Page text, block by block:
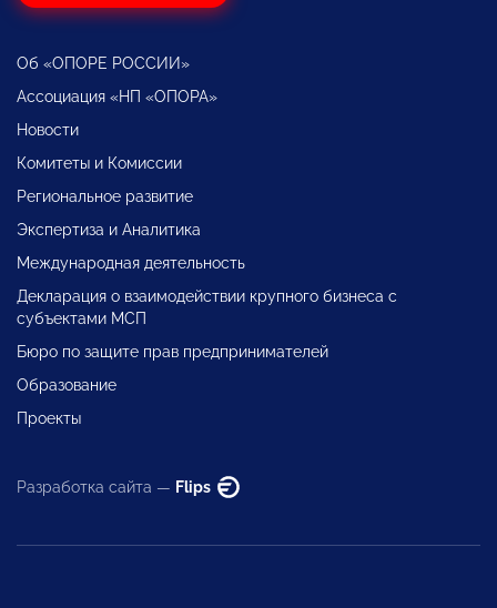
Об «ОПОРЕ РОССИИ»
Ассоциация «НП «ОПОРА»
Новости
Комитеты и Комиссии
Региональное развитие
Экспертиза и Аналитика
Международная деятельность
Декларация о взаимодействии крупного бизнеса с
субъектами МСП
Бюро по защите прав предпринимателей
Образование
Проекты
Разработка сайта — Flips